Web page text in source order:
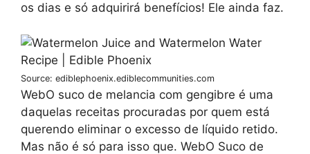
os dias e só adquirirá benefícios! Ele ainda faz.
Source: ediblephoenix.ediblecommunities.com
WebO suco de melancia com gengibre é uma
daquelas receitas procuradas por quem está
querendo eliminar o excesso de líquido retido.
Mas não é só para isso que. WebO Suco de